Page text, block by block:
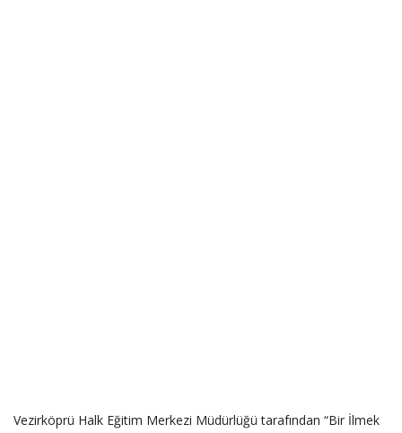
Vezirköprü Halk Eğitim Merkezi Müdürlüğü tarafından “Bir İlmek